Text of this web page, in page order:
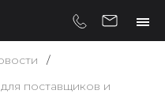
поставщиков и